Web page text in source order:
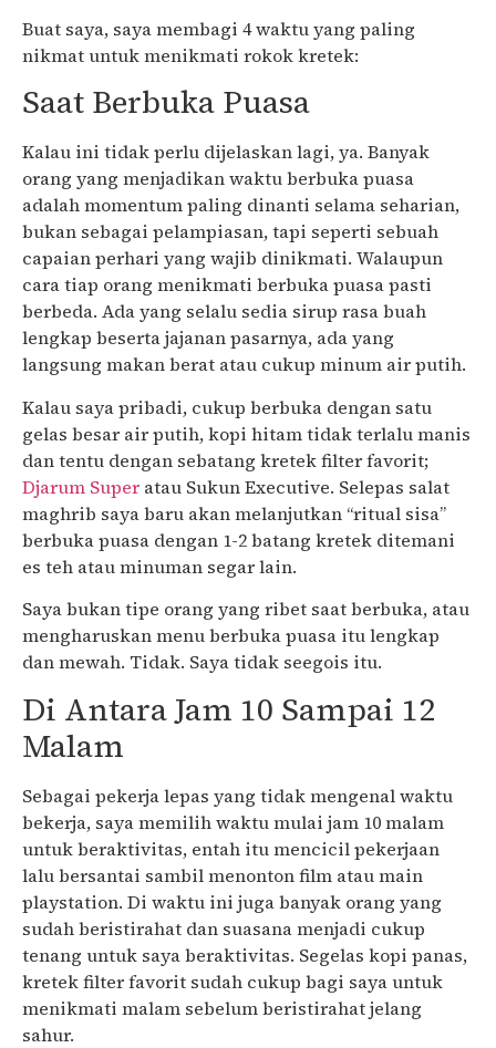
Buat saya, saya membagi 4 waktu yang paling
nikmat untuk menikmati rokok kretek:
Saat Berbuka Puasa
Kalau ini tidak perlu dijelaskan lagi, ya. Banyak
orang yang menjadikan waktu berbuka puasa
adalah momentum paling dinanti selama seharian,
bukan sebagai pelampiasan, tapi seperti sebuah
capaian perhari yang wajib dinikmati. Walaupun
cara tiap orang menikmati berbuka puasa pasti
berbeda. Ada yang selalu sedia sirup rasa buah
lengkap beserta jajanan pasarnya, ada yang
langsung makan berat atau cukup minum air putih.
Kalau saya pribadi, cukup berbuka dengan satu
gelas besar air putih, kopi hitam tidak terlalu manis
dan tentu dengan sebatang kretek filter favorit;
Djarum Super atau Sukun Executive. Selepas salat
maghrib saya baru akan melanjutkan “ritual sisa”
berbuka puasa dengan 1-2 batang kretek ditemani
es teh atau minuman segar lain.
Saya bukan tipe orang yang ribet saat berbuka, atau
mengharuskan menu berbuka puasa itu lengkap
dan mewah. Tidak. Saya tidak seegois itu.
Di Antara Jam 10 Sampai 12
Malam
Sebagai pekerja lepas yang tidak mengenal waktu
bekerja, saya memilih waktu mulai jam 10 malam
untuk beraktivitas, entah itu mencicil pekerjaan
lalu bersantai sambil menonton film atau main
playstation. Di waktu ini juga banyak orang yang
sudah beristirahat dan suasana menjadi cukup
tenang untuk saya beraktivitas. Segelas kopi panas,
kretek filter favorit sudah cukup bagi saya untuk
menikmati malam sebelum beristirahat jelang
sahur.